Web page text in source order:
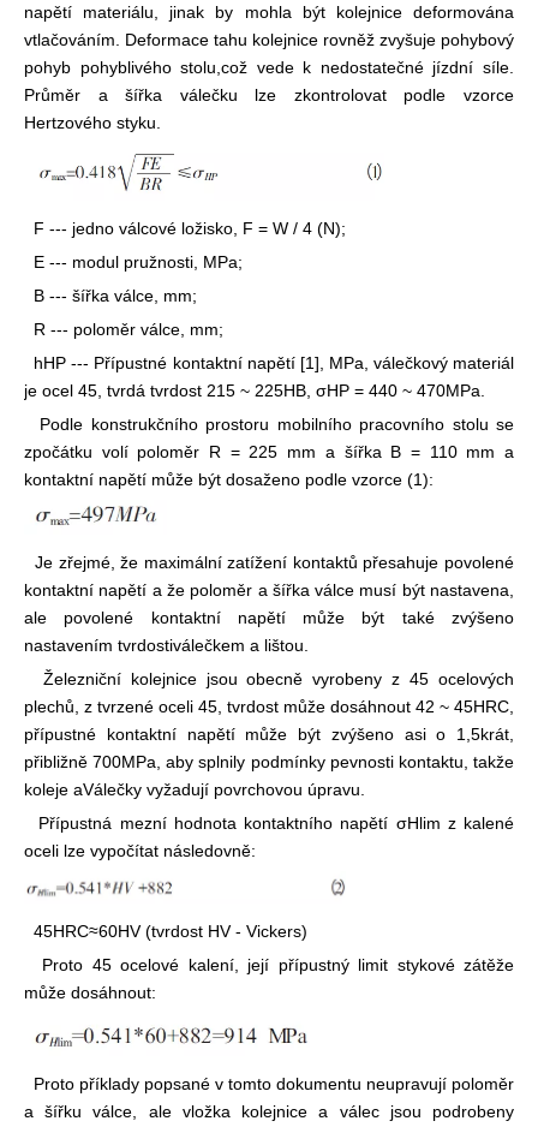
napětí materiálu, jinak by mohla být kolejnice deformována
vtlačováním. Deformace tahu kolejnice rovněž zvyšuje pohybový
pohyb pohyblivého stolu,což vede k nedostatečné jízdní síle.
Průměr a šířka válečku lze zkontrolovat podle vzorce
Hertzového styku.
F --- jedno válcové ložisko, F = W / 4 (N);
E --- modul pružnosti, MPa;
B --- šířka válce, mm;
R --- poloměr válce, mm;
hHP --- Přípustné kontaktní napětí [1], MPa, válečkový materiál
je ocel 45, tvrdá tvrdost 215 ~ 225HB, σHP = 440 ~ 470MPa.
Podle konstrukčního prostoru mobilního pracovního stolu se
zpočátku volí poloměr R = 225 mm a šířka B = 110 mm a
kontaktní napětí může být dosaženo podle vzorce (1):
Je zřejmé, že maximální zatížení kontaktů přesahuje povolené
kontaktní napětí a že poloměr a šířka válce musí být nastavena,
ale povolené kontaktní napětí může být také zvýšeno
nastavením tvrdostiválečkem a lištou.
Železniční kolejnice jsou obecně vyrobeny z 45 ocelových
plechů, z tvrzené oceli 45, tvrdost může dosáhnout 42 ~ 45HRC,
přípustné kontaktní napětí může být zvýšeno asi o 1,5krát,
přibližně 700MPa, aby splnily podmínky pevnosti kontaktu, takže
koleje aVálečky vyžadují povrchovou úpravu.
Přípustná mezní hodnota kontaktního napětí σHlim z kalené
oceli lze vypočítat následovně:
45HRC≈60HV (tvrdost HV - Vickers)
Proto 45 ocelové kalení, její přípustný limit stykové zátěže
může dosáhnout:
Proto příklady popsané v tomto dokumentu neupravují poloměr
a šířku válce, ale vložka kolejnice a válec jsou podrobeny